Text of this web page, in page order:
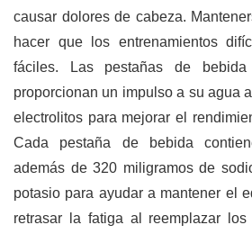
causar dolores de cabeza.
hacer que los entrenamientos
fáciles. Las pestañas de
proporcionan un impulso a su agua
electrolitos para mejorar el
Cada pestaña de bebida
además de 320 miligramos de
potasio para ayudar a mantener el
retrasar la fatiga al reemplazar los